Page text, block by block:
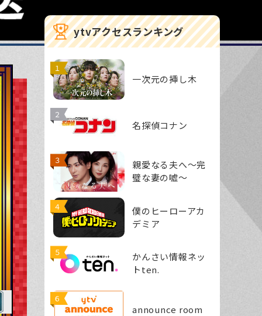
ytvアクセスランキング
１
一次元の挿し木
２
名探偵コナン
３
親愛なる夫へ～完
璧な妻の嘘～
４
僕のヒーローアカ
デミア
５
かんさい情報ネッ
トten.
６
announce room